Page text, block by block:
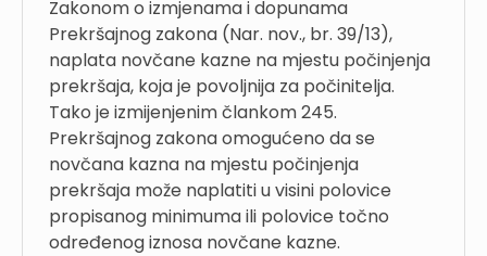
Zakonom o izmjenama i dopunama
Prekršajnog zakona (Nar. nov., br. 39/13),
naplata novčane kazne na mjestu počinjenja
prekršaja, koja je povoljnija za počinitelja.
Tako je izmijenjenim člankom 245.
Prekršajnog zakona omogućeno da se
novčana kazna na mjestu počinjenja
prekršaja može naplatiti u visini polovice
propisanog minimuma ili polovice točno
određenog iznosa novčane kazne.